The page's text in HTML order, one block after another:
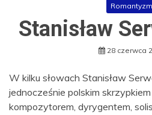
Romantyzm
Stanisław
28 czerwca
W kilku słowach Stanisław
jednocześnie polskim
kompozytorem, dyrygentem,